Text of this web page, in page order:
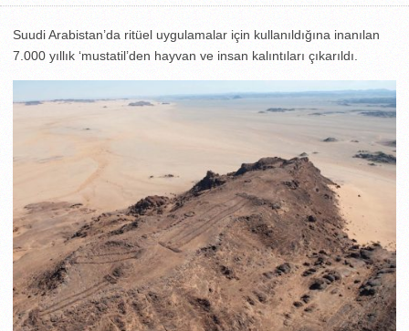
Suudi Arabistan’da ritüel uygulamalar için kullanıldığına inanılan
7.000 yıllık ‘mustatil’den hayvan ve insan kalıntıları çıkarıldı.